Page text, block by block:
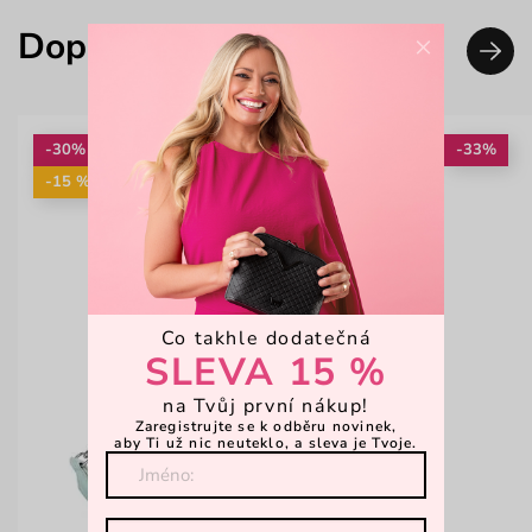
Doplň svůj look
-30%
-15 %: KAB15
-33%
×
Co takhle dodatečná
SLEVA 15 %
na Tvůj první nákup!
Zaregistrujte se k odběru novinek,
aby Ti už nic neuteklo, a sleva je Tvoje.